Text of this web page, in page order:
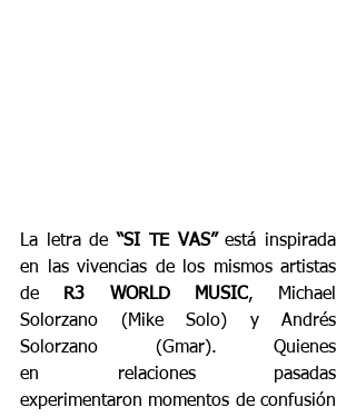
La letra de “SI TE VAS” está inspirada
en las vivencias de los mismos artistas
de
R3 WORLD MUSIC, Michael
Solorzano (Mike Solo) y Andrés
Solorzano (Gmar). Quienes
en relaciones pasadas
experimentaron momentos de confusión